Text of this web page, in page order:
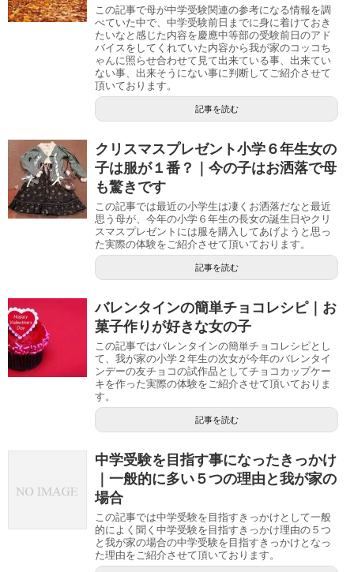
この記事で母が中学受験関連の参考になる情報を調
べていた中で、中学受験前日までに身に着けておき
たいなと感じた内容を慶應中等部の受験前日のアド
バイスをしてくれていた内容から我が家のコッコち
ゃんに照らせ合わせて見て出来ている事、出来てい
ない事、出来そうにない事に判断してご紹介させて
頂いております。
記事を読む
クリスマスプレゼント小学６年生女の
子は服が１番？｜今の子はお洒落で母
も驚きです
この記事では最近の小学生は凄くお洒落だなと最近
思う母が、今年の小学６年生の長女の誕生日やクリ
スマスプレゼントには服を購入してあげようと思っ
た実際の体験をご紹介させて頂いております。
記事を読む
バレンタインの簡単チョコレシピ｜お
菓子作りが好きな女の子
この記事ではバレンタインの簡単チョコレシピとし
て、我が家の小学２年生の次女が今年のバレンタイ
ンデーの友チョコの試作品としてチョコカップケー
キを作った実際の体験をご紹介させて頂いておりま
す。
記事を読む
中学受験を目指す事になったきっかけ
｜一般的に多い５つの理由と我が家の
場合
この記事では中学受験を目指すきっかけとして一般
的によく聞く中学受験を目指すきっかけ理由の５つ
と我が家の場合の中学受験を目指すきっかけとなっ
た理由をご紹介させて頂いております。